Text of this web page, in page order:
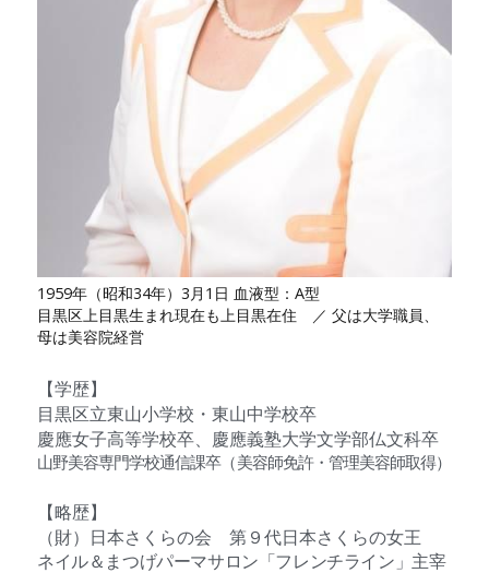
1959年（昭和34年）3月1日 血液型：A型
目黒区上目黒生まれ現在も上目黒在住　／ 父は大学職員、
母は美容院経営
【学歴】
目黒区立東山小学校・東山中学校卒
慶應女子高等学校卒、慶應義塾大学文学部仏文科卒
山野美容専門学校通信課卒（美容師免許・管理美容師取得）
【略歴】
（財）日本さくらの会　第９代日本さくらの女王
ネイル＆まつげパーマサロン「フレンチライン」主宰